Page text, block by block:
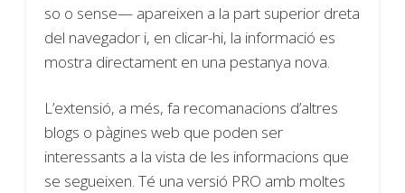
so o sense— apareixen a la part superior dreta
del navegador i, en clicar-hi, la informació es
mostra directament en una pestanya nova.
L’extensió, a més, fa recomanacions d’altres
blogs o pàgines web que poden ser
interessants a la vista de les informacions que
se segueixen. Té una versió PRO amb moltes